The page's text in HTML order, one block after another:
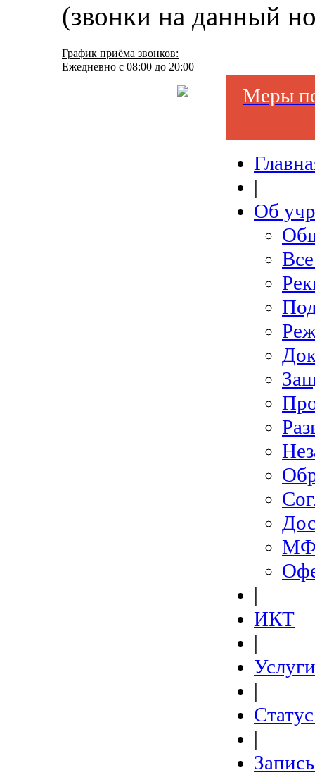
(звонки на данный
График приёма звонков:
Ежедневно с 08:00 до 20:00
Меры
|
Об
|
ИКТ
|
Услуги
|
|